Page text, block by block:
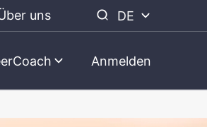
uns DE
Anmelden